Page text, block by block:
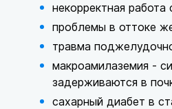
некорректная
проблемы в оттоке
травма
макроамилаземия -
задерживаются в
сахарный диабет в